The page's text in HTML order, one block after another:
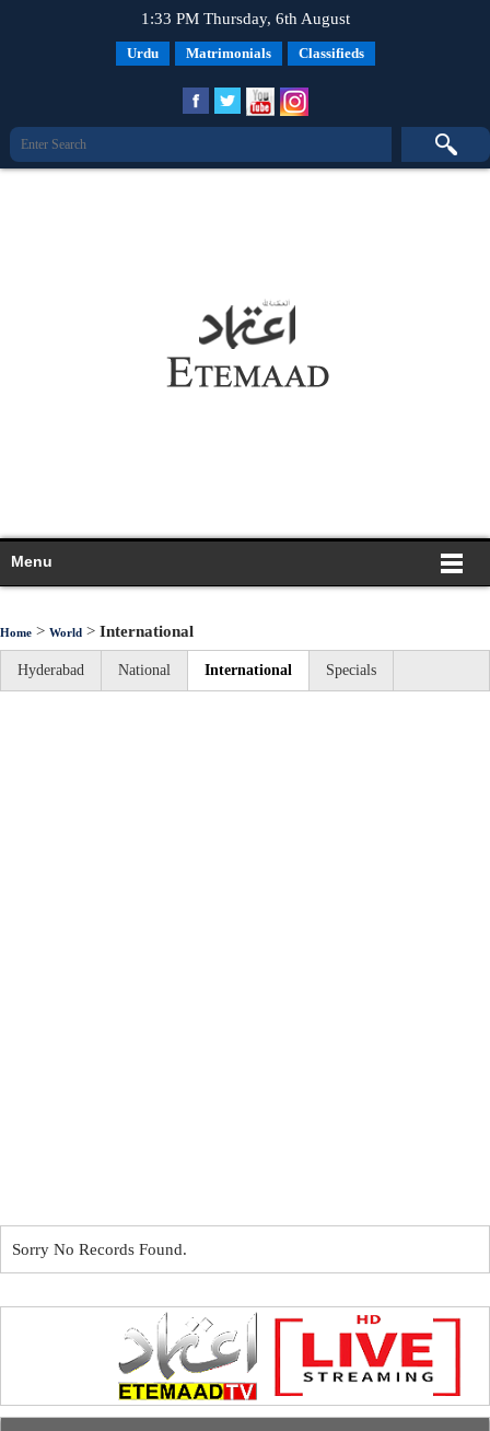
1:33 PM Thursday, 6th August
Urdu Matrimonials Classifieds
Menu
Home > World > International
Hyderabad National International Specials
Sorry No Records Found.